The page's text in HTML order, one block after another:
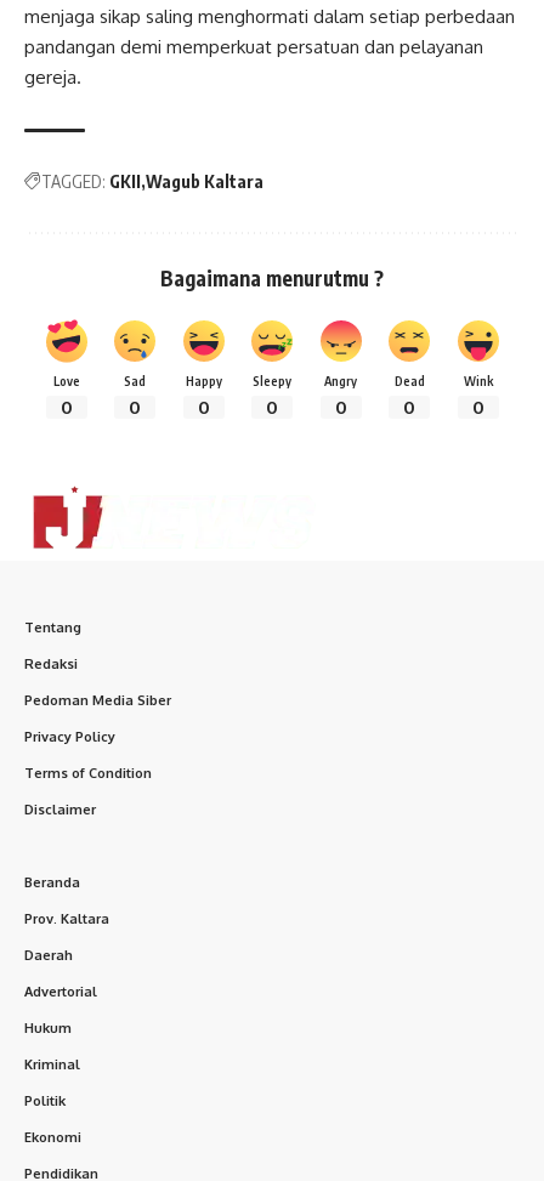
menjaga sikap saling menghormati dalam setiap perbedaan
pandangan demi memperkuat persatuan dan pelayanan
gereja.
TAGGED: GKII Wagub Kaltara
Bagaimana menurutmu ?
Love
0
Sad
0
Happy
0
Sleepy
0
Angry
0
Dead
0
Wink
0
Tentang
Redaksi
Pedoman Media Siber
Privacy Policy
Terms of Condition
Disclaimer
Beranda
Prov. Kaltara
Daerah
Advertorial
Hukum
Kriminal
Politik
Ekonomi
Pendidikan